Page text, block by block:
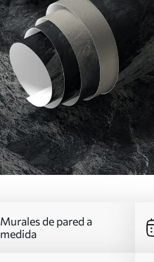
Murales de pared a
medida